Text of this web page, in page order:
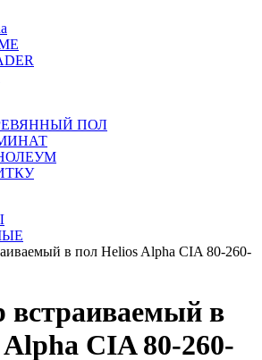
ПОЛ
в пол Helios Alpha CIA 80-260-
встраиваемый в
CIA 80-260-